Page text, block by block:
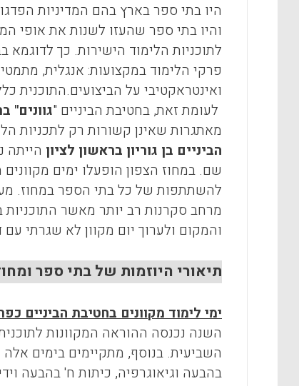
היו בתי ספר בארץ בהם המדיניות
והיו בתי ספר שהעזו לשנות את אופי
לתוכניות הלימוד הישירות. כך
פרקי הלימוד במקצועות: אנגלית,
ואינטראקטיבי על הביצועים.התוכנית
לעומת זאת, בחטיבת הביניים "גוונים"
מאתגרות שאינן קשורות רק לתכניות
הביניים בן גוריון בראשון לציון הייתה
שם. במחוז הצפון הופעלו ימים
להשתתפות של כל בתי הספר במחוז.
מרחב סקרנות רב יותר מאשר
והמקום ולערוך יום מקוון לא שגרתי
תיאורי היוזמות של בתי ספר ומחוזות
ימי לימוד מקוונים בחטיבת הביניים
השנה נכנסה ההוראה המקוונות
השביעית. בנוסף, מתקיימים בימים
בהבעה וגיאוגרפיה, כיתות ח' בהבעה